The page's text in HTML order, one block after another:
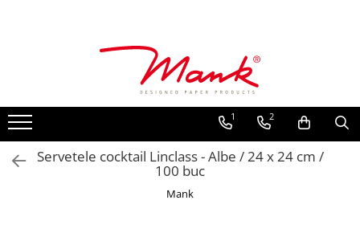
Toate Produsele
UNI
IMPRIMEU
1 2
Servetele cocktail Linclass - Albe / 24 x 24 cm /
100 buc
Mank